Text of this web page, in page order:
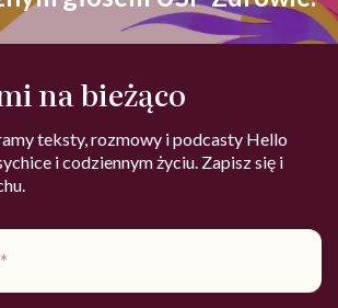
na bieżąco
teksty, rozmowy i podcasty Hello
i codziennym życiu. Zapisz się i